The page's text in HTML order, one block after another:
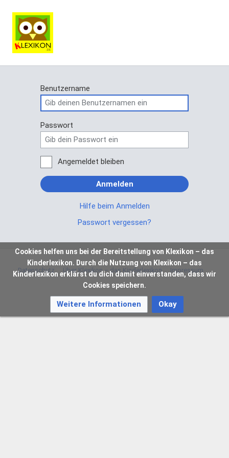
Benutzername
Passwort
Angemeldet bleiben
Anmelden
Hilfe beim Anmelden
Passwort vergessen?
Datenschutz Über Klexikon – das Kinderlexikon Impressum
Cookies helfen uns bei der Bereitstellung von Klexikon – das
Kinderlexikon. Durch die Nutzung von Klexikon – das
Kinderlexikon erklärst du dich damit einverstanden, dass wir
Cookies speichern.
Weitere Informationen Okay